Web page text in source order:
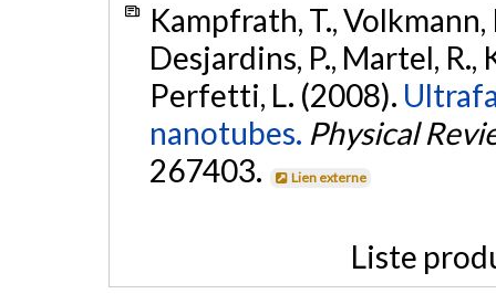
Kampfrath, T., Volkmann,
Desjardins, P., Martel, R.,
Perfetti, L. (2008).
nanotubes. Physical
267403.
Lien externe
Liste